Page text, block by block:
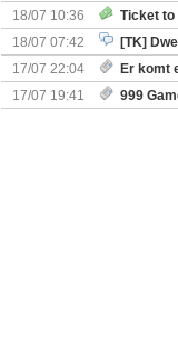
genaamd Pro Kit
18/07 10:36 Ticket to
18/07 07:42
[TK]
Sherlock Holmes
17/07 22:04
Er komt
Monsterbox
17/07 19:41 999